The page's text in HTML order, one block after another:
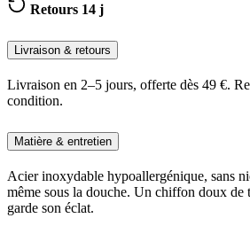
Retours 14 j
Livraison & retours
Livraison en 2–5 jours, offerte dès 49 €.
condition.
Matière & entretien
Acier inoxydable hypoallergénique, sans
même sous la douche. Un chiffon doux de
garde son éclat.